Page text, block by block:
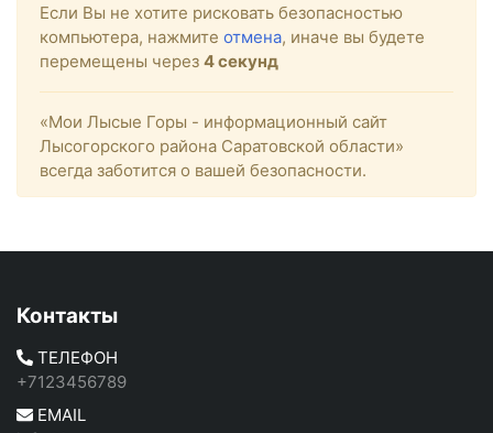
Если Вы не хотите рисковать безопасностью
компьютера, нажмите отмена, иначе вы будете
перемещены через 4секунд
«Мои Лысые Горы - информационный сайт
Лысогорского района Саратовской области»
всегда заботится о вашей безопасности.
Контакты
ТЕЛЕФОН
+7123456789
EMAIL